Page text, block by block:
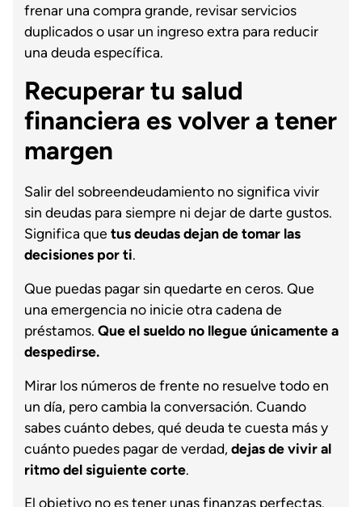
frenar una compra grande, revisar servicios
duplicados o usar un ingreso extra para reducir
una deuda específica.
Recuperar tu salud
financiera es volver a tener
margen
Salir del sobreendeudamiento no significa vivir
sin deudas para siempre ni dejar de darte gustos.
Significa que tus deudas dejan de tomar las
decisiones por ti.
Que puedas pagar sin quedarte en ceros. Que
una emergencia no inicie otra cadena de
préstamos. Que el sueldo no llegue únicamente a
despedirse.
Mirar los números de frente no resuelve todo en
un día, pero cambia la conversación. Cuando
sabes cuánto debes, qué deuda te cuesta más y
cuánto puedes pagar de verdad,dejas de vivir al
ritmo del siguiente corte.
El objetivo no es tener unas finanzas perfectas.